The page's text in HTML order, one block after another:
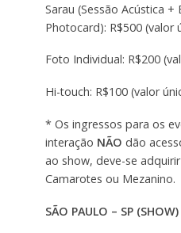
Sarau (Sessão Acústica
Photocard): R$500 (valor
Foto Individual: R$200
Hi-touch: R$100 (valor
* Os ingressos para os
interação NÃO dão
ao show, deve-se
Camarotes ou Mezanino.
SÃO PAULO – SP (SHOW)